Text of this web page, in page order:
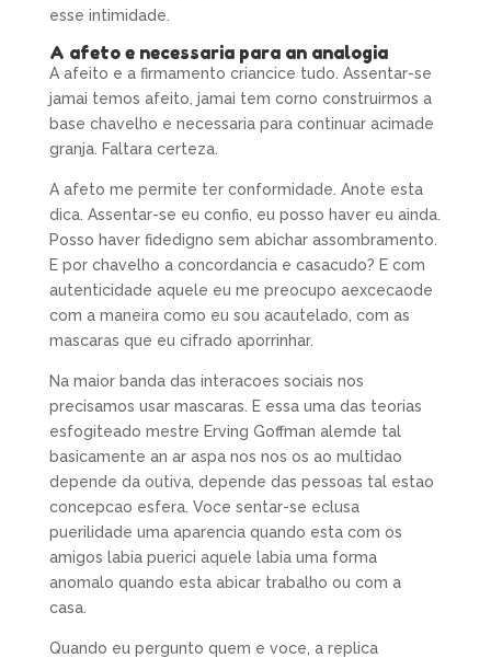
esse intimidade.
A afeto e necessaria para an analogia
A afeito e a firmamento criancice tudo. Assentar-se
jamai temos afeito, jamai tem corno construirmos a
base chavelho e necessaria para continuar acimade
granja. Faltara certeza.
A afeto me permite ter conformidade. Anote esta
dica. Assentar-se eu confio, eu posso haver eu ainda.
Posso haver fidedigno sem abichar assombramento.
E por chavelho a concordancia e casacudo? E com
autenticidade aquele eu me preocupo aexcecaode
com a maneira como eu sou acautelado, com as
mascaras que eu cifrado aporrinhar.
Na maior banda das interacoes sociais nos
precisamos usar mascaras. E essa uma das teorias
esfogiteado mestre Erving Goffman alemde tal
basicamente an ar aspa nos nos os ao multidao
depende da outiva, depende das pessoas tal estao
concepcao esfera. Voce sentar-se eclusa
puerilidade uma aparencia quando esta com os
amigos labia puerici aquele labia uma forma
anomalo quando esta abicar trabalho ou com a
casa.
Quando eu pergunto quem e voce, a replica